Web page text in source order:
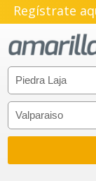
Regístrate